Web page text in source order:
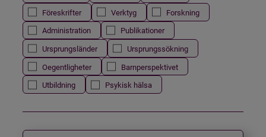
Föreskrifter
Verktyg
Forskning
Administration
Publikationer
Ursprungsländer
Ursprungssökning
Oegentligheter
Barnperspektivet
Utbildning
Psykisk hälsa